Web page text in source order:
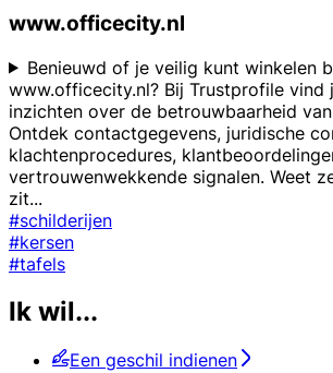
www.officecity.nl
Benieuwd of je veilig kunt winkelen
www.officecity.nl? Bij Trustprofile vind
inzichten over de betrouwbaarheid
Ontdek contactgegevens, juridische
klachtenprocedures,
vertrouwenwekkende signalen. Weet
zit...
#schilderijen
#kersen
#tafels
Ik wil...
Een geschil indienen